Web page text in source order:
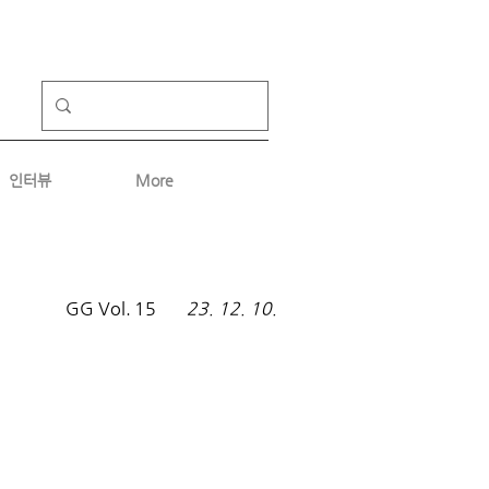
인터뷰 More
15
GG Vol. 23. 12. 10.